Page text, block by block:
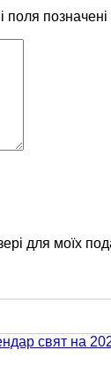
поля позначені
для моїх
свят на